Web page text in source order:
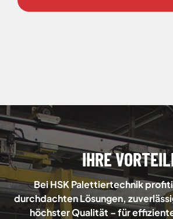
IHRE
Bei HSK Palettiertechnik
durchdachten Lösungen,
höchster Qualität – für